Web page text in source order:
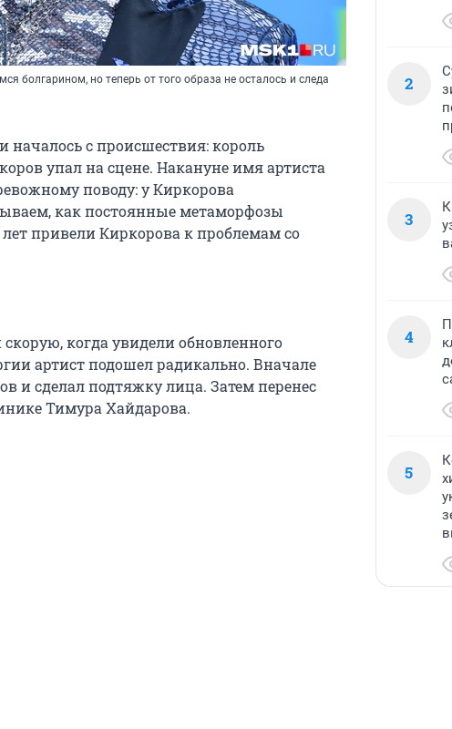
болгарином, но теперь от того образа не осталось и следа
с происшествия: король
упал на сцене. Накануне имя артиста
поводу: у Киркорова
как постоянные метаморфозы
привели Киркорова к проблемам со
когда увидели обновленного
артист подошел радикально. Вначале
и сделал подтяжку лица. Затем перенес
Тимура Хайдарова.
2
3
4
5